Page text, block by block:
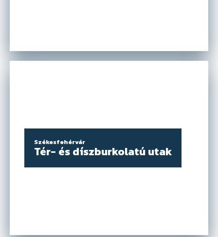
Székesfehérvár
Tér- és díszburkolatú utak